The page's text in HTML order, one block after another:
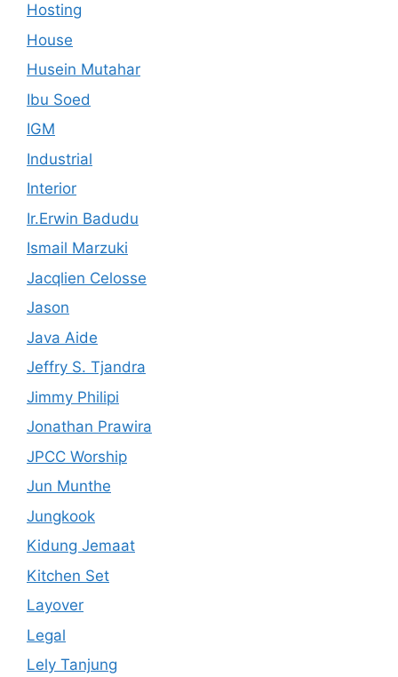
Hosting
House
Husein Mutahar
Ibu Soed
IGM
Industrial
Interior
Ir.Erwin Badudu
Ismail Marzuki
Jacqlien Celosse
Jason
Java Aide
Jeffry S. Tjandra
Jimmy Philipi
Jonathan Prawira
JPCC Worship
Jun Munthe
Jungkook
Kidung Jemaat
Kitchen Set
Layover
Legal
Lely Tanjung